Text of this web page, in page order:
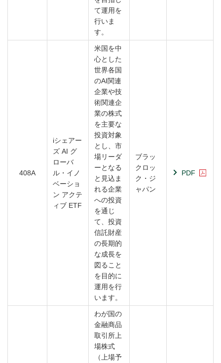
て運用を
行いま
す。
408A
iシェアー
ズ AI グ
ローバ
ル・イノ
ベーショ
ン アクテ
ィブ ETF
米国を中
心とした
世界各国
のAI関連
企業や技
術関連企
業の株式
を主要な
投資対象
とし、市
場リーダ
ーとなる
と見込ま
れる企業
への投資
を通じ
て、投資
信託財産
の長期的
な成長を
図ること
を目的に
運用を行
います。
ブラッ
クロッ
ク・ジ
ャパン
PDF
わが国の
金融商品
取引所上
場株式
（上場予